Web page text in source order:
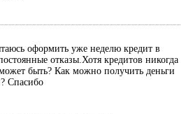
оформить уже неделю кредит в
отказы.Хотя кредитов никогда
быть? Как можно получить деньги
Спасибо